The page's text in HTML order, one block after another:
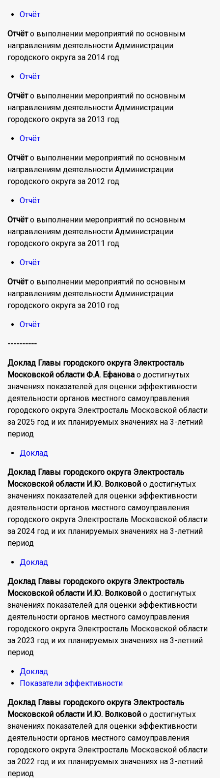
Отчёт
Отчёто выполнении мероприятий по основным
направлениям деятельности Администрации
городского округа за 2014 год
Отчёт
Отчёто выполнении мероприятий по основным
направлениям деятельности Администрации
городского округа за 2013 год
Отчёт
Отчёто выполнении мероприятий по основным
направлениям деятельности Администрации
городского округа за 2012 год
Отчёт
Отчёто выполнении мероприятий по основным
направлениям деятельности Администрации
городского округа за 2011 год
Отчёт
Отчёто выполнении мероприятий по основным
направлениям деятельности Администрации
городского округа за 2010 год
Отчёт
----------
Доклад Главы городского округа Электросталь
Московской области Ф.А. Ефанова о достигнутых
значениях показателей для оценки эффективности
деятельности органов местного самоуправления
городского округа Электросталь Московской области
за 2025 год и их планируемых значениях на 3-летний
период
Доклад
Доклад Главы городского округа Электросталь
Московской области И.Ю. Волковой о достигнутых
значениях показателей для оценки эффективности
деятельности органов местного самоуправления
городского округа Электросталь Московской области
за 2024 год и их планируемых значениях на 3-летний
период
Доклад
Доклад Главы городского округа Электросталь
Московской области И.Ю. Волковой о достигнутых
значениях показателей для оценки эффективности
деятельности органов местного самоуправления
городского округа Электросталь Московской области
за 2023 год и их планируемых значениях на 3-летний
период
Доклад
Показатели эффективности
Доклад Главы городского округа Электросталь
Московской области И.Ю. Волковой о достигнутых
значениях показателей для оценки эффективности
деятельности органов местного самоуправления
городского округа Электросталь Московской области
за 2022 год и их планируемых значениях на 3-летний
период